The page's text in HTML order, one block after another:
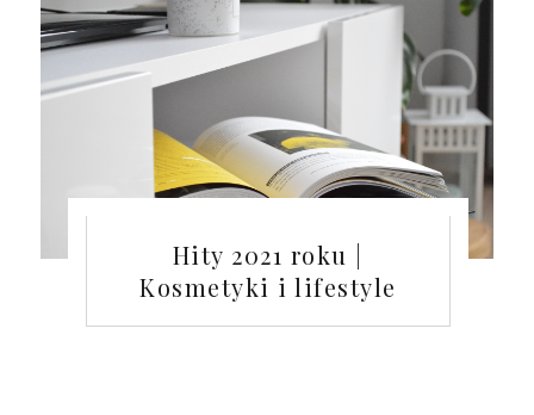
Hity 2021 roku |
Kosmetyki i lifestyle